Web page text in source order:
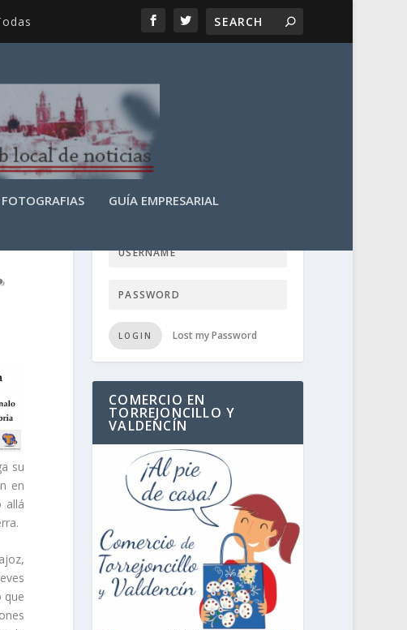
FOTOGRAFIAS GUÍA EMPRESARIAL
su
en
allá
que
LOGIN USER TTN
LOGIN Lost my Password
COMERCIO EN
TORREJONCILLO Y
VALDENCÍN